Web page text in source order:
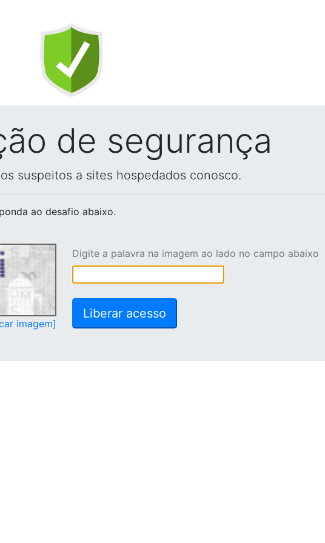
de segurança
suspeitos a sites hospedados conosco.
ao desafio abaixo.
imagem]
Digite a palavra na imagem ao lado no campo abaixo